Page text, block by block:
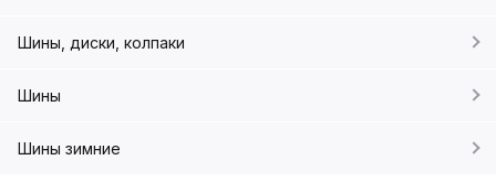
Шины, диски, колпаки
Шины
Шины зимние